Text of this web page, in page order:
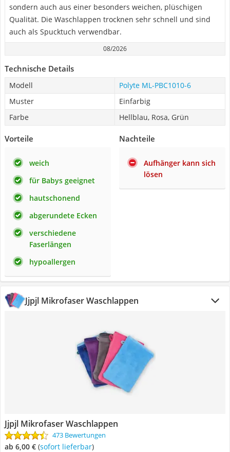
sondern auch aus einer besonders weichen, plüschigen
Qualität. Die Waschlappen trocknen sehr schnell und sind
auch als Spucktuch verwendbar.
08/2026
Technische Details
Modell
Polyte ML-PBC1010-6
Muster
Einfarbig
Farbe
Hellblau, Rosa, Grün
Vorteile
weich
für Babys geeignet
hautschonend
abgerundete Ecken
verschiedene
Faserlängen
hypoallergen
Nachteile
Aufhänger kann sich
lösen
Jjpjl Mikrofaser Waschlappen
Jjpjl Mikrofaser Waschlappen
473 Bewertungen
ab 6,00 € ( Sofort lieferbar)